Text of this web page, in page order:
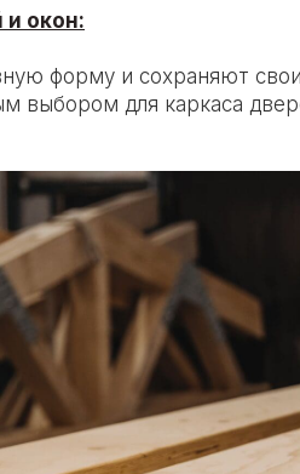
и окон:
форму и сохраняют
выбором для каркаса